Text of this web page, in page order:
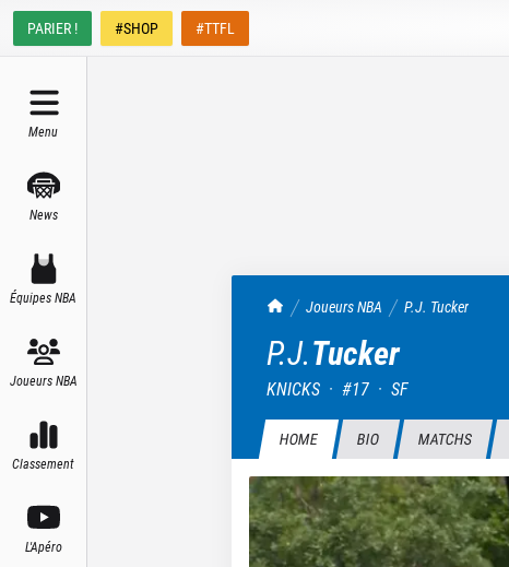
PARIER ! #SHOP #TTFL
Menu
News
Équipes NBA
Joueurs NBA
Classement
L'Apéro
TrashTalk Actu NBA
Joueurs NBA P.J. Tucker
P.J.Tucker
KNICKS · #17 · SF
HOME BIO MATCHS